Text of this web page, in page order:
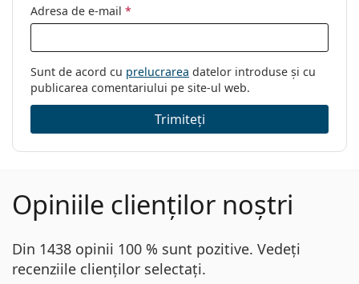
Adresa de e-mail *
Sunt de acord cu prelucrarea datelor introduse și cu
publicarea comentariului pe site-ul web.
Trimiteți
Opiniile clienților noștri
Din 1438 opinii 100 % sunt pozitive. Vedeți
recenziile clienților selectați.